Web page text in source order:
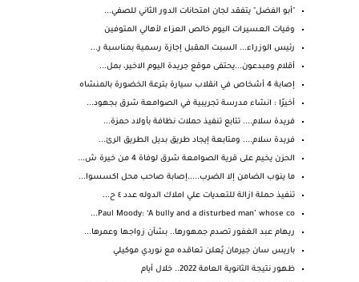
"أبو الفضل" يتفقد لجان امتحانات الدور الثاني للصفي...
وفيات العسيرات اليوم خالص العزاء لأهالي المتوفين
رئيس الوزراء... السبت المقبل إجازة رسمية بمناسبة ر...
أقلام ومبدعون...يحتفى موقع جريدة اليوم الاخير، بمل...
إصابة 4 أشخاص في انقلاب سيارة بترعة الخضورة بالمنشاه
أخيرًا : انشاء مدرسة تجريبية في الصوامعة شرق بجهود...
فريدة سلام.... تتابع تنفيذ حملات نظافة بأولاد حمزة...
فريدة سلام.... ومتابعة إيجاد طريق بديل الطريق الرئ...
الحزن يخيم على قرية الصوامعة شرق لوفاة 4 من خيرة ش...
ما ينوب الضامن إلا الضرب.....إصابة صاحب محل اكسسوا...
تنفيذ حملة ازالة للتعديات علي املاك الدوله عدد ٤ ح...
Paul Moody: ‘A bully and a disturbed man’ whose co...
ريهام عبد الغفور تصدم جمهورها.. بشأن زواجها وعمرها...
باريس سان جيرمان يُعلن تعاقده مع نوردي موكيلي
ظهور نتيجة الثانوية العامة 2022.. خلال أيام